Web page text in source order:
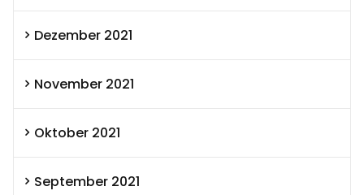
Dezember 2021
November 2021
Oktober 2021
September 2021